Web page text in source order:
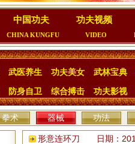
中国功夫
CHINA KUNGFU
功夫视频
VIDEO
武医养生 功夫美女 武林宝典
防身自卫 综合搏击 功夫影视
拳术 器械 功法
形意连环刀 日期：